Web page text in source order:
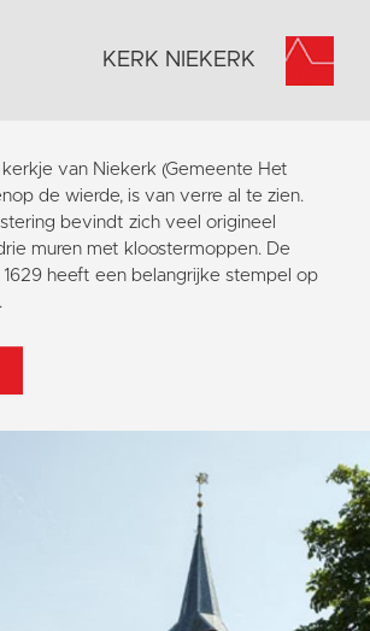
KERK NIEKERK
kerkje van Niekerk (Gemeente Het
de wierde, is van verre al te zien.
bevindt zich veel origineel
muren met kloostermoppen. De
heeft een belangrijke stempel op